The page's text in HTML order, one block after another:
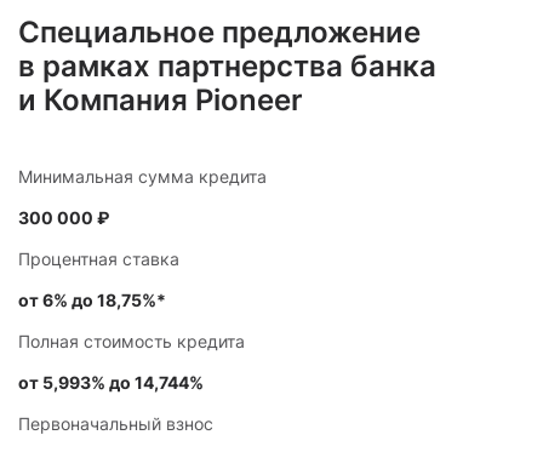
Специальное предложение
в рамках партнерства банка
и Компания Pioneer
Минимальная сумма кредита
300 000 ₽
Процентная ставка
от 6% до 18,75%*
Полная стоимость кредита
от 5,993% до 14,744%
Первоначальный взнос